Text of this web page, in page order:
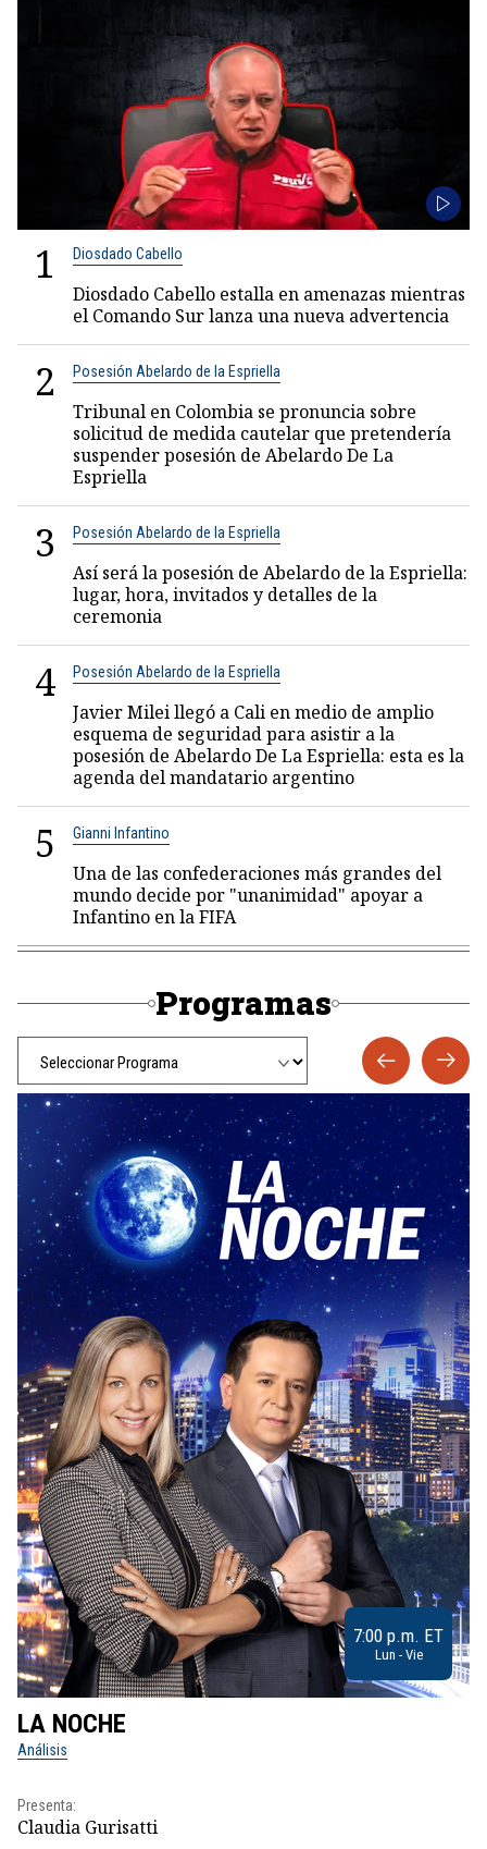
1 Diosdado Cabello
Diosdado Cabello estalla en amenazas mientras
el Comando Sur lanza una nueva advertencia
2 Posesión Abelardo de la Espriella
Tribunal en Colombia se pronuncia sobre
solicitud de medida cautelar que pretendería
suspender posesión de Abelardo De La
Espriella
3 Posesión Abelardo de la Espriella
Así será la posesión de Abelardo de la Espriella:
lugar, hora, invitados y detalles de la
ceremonia
4 Posesión Abelardo de la Espriella
Javier Milei llegó a Cali en medio de amplio
esquema de seguridad para asistir a la
posesión de Abelardo De La Espriella: esta es la
agenda del mandatario argentino
5 Gianni Infantino
Una de las confederaciones más grandes del
mundo decide por "unanimidad" apoyar a
Infantino en la FIFA
Programas
7:00 p.m. ET
Lun - Vie
LA NOCHE
Análisis
Presenta:
Claudia Gurisatti